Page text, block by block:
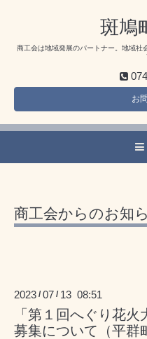
斑鳩
商工会は地域発展のパートナー。地域社
お
商工会からのお知
2023 /07 / 13 08:51
「第１回へぐり花
募集について（平群